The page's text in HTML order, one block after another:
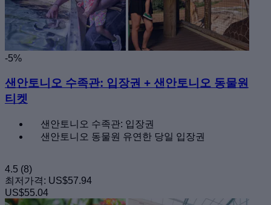
-5%
샌안토니오 수족관: 입장권 + 샌안토니오 동물원
티켓
샌안토니오 수족관: 입장권
샌안토니오 동물원 유연한 당일 입장권
4.5 (8)
최저가격: US$57.94
US$55.04